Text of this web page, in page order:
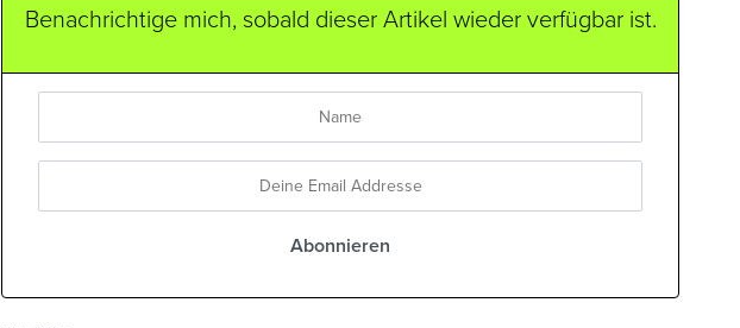
Benachrichtige mich, sobald dieser Artikel wieder verfügbar ist.